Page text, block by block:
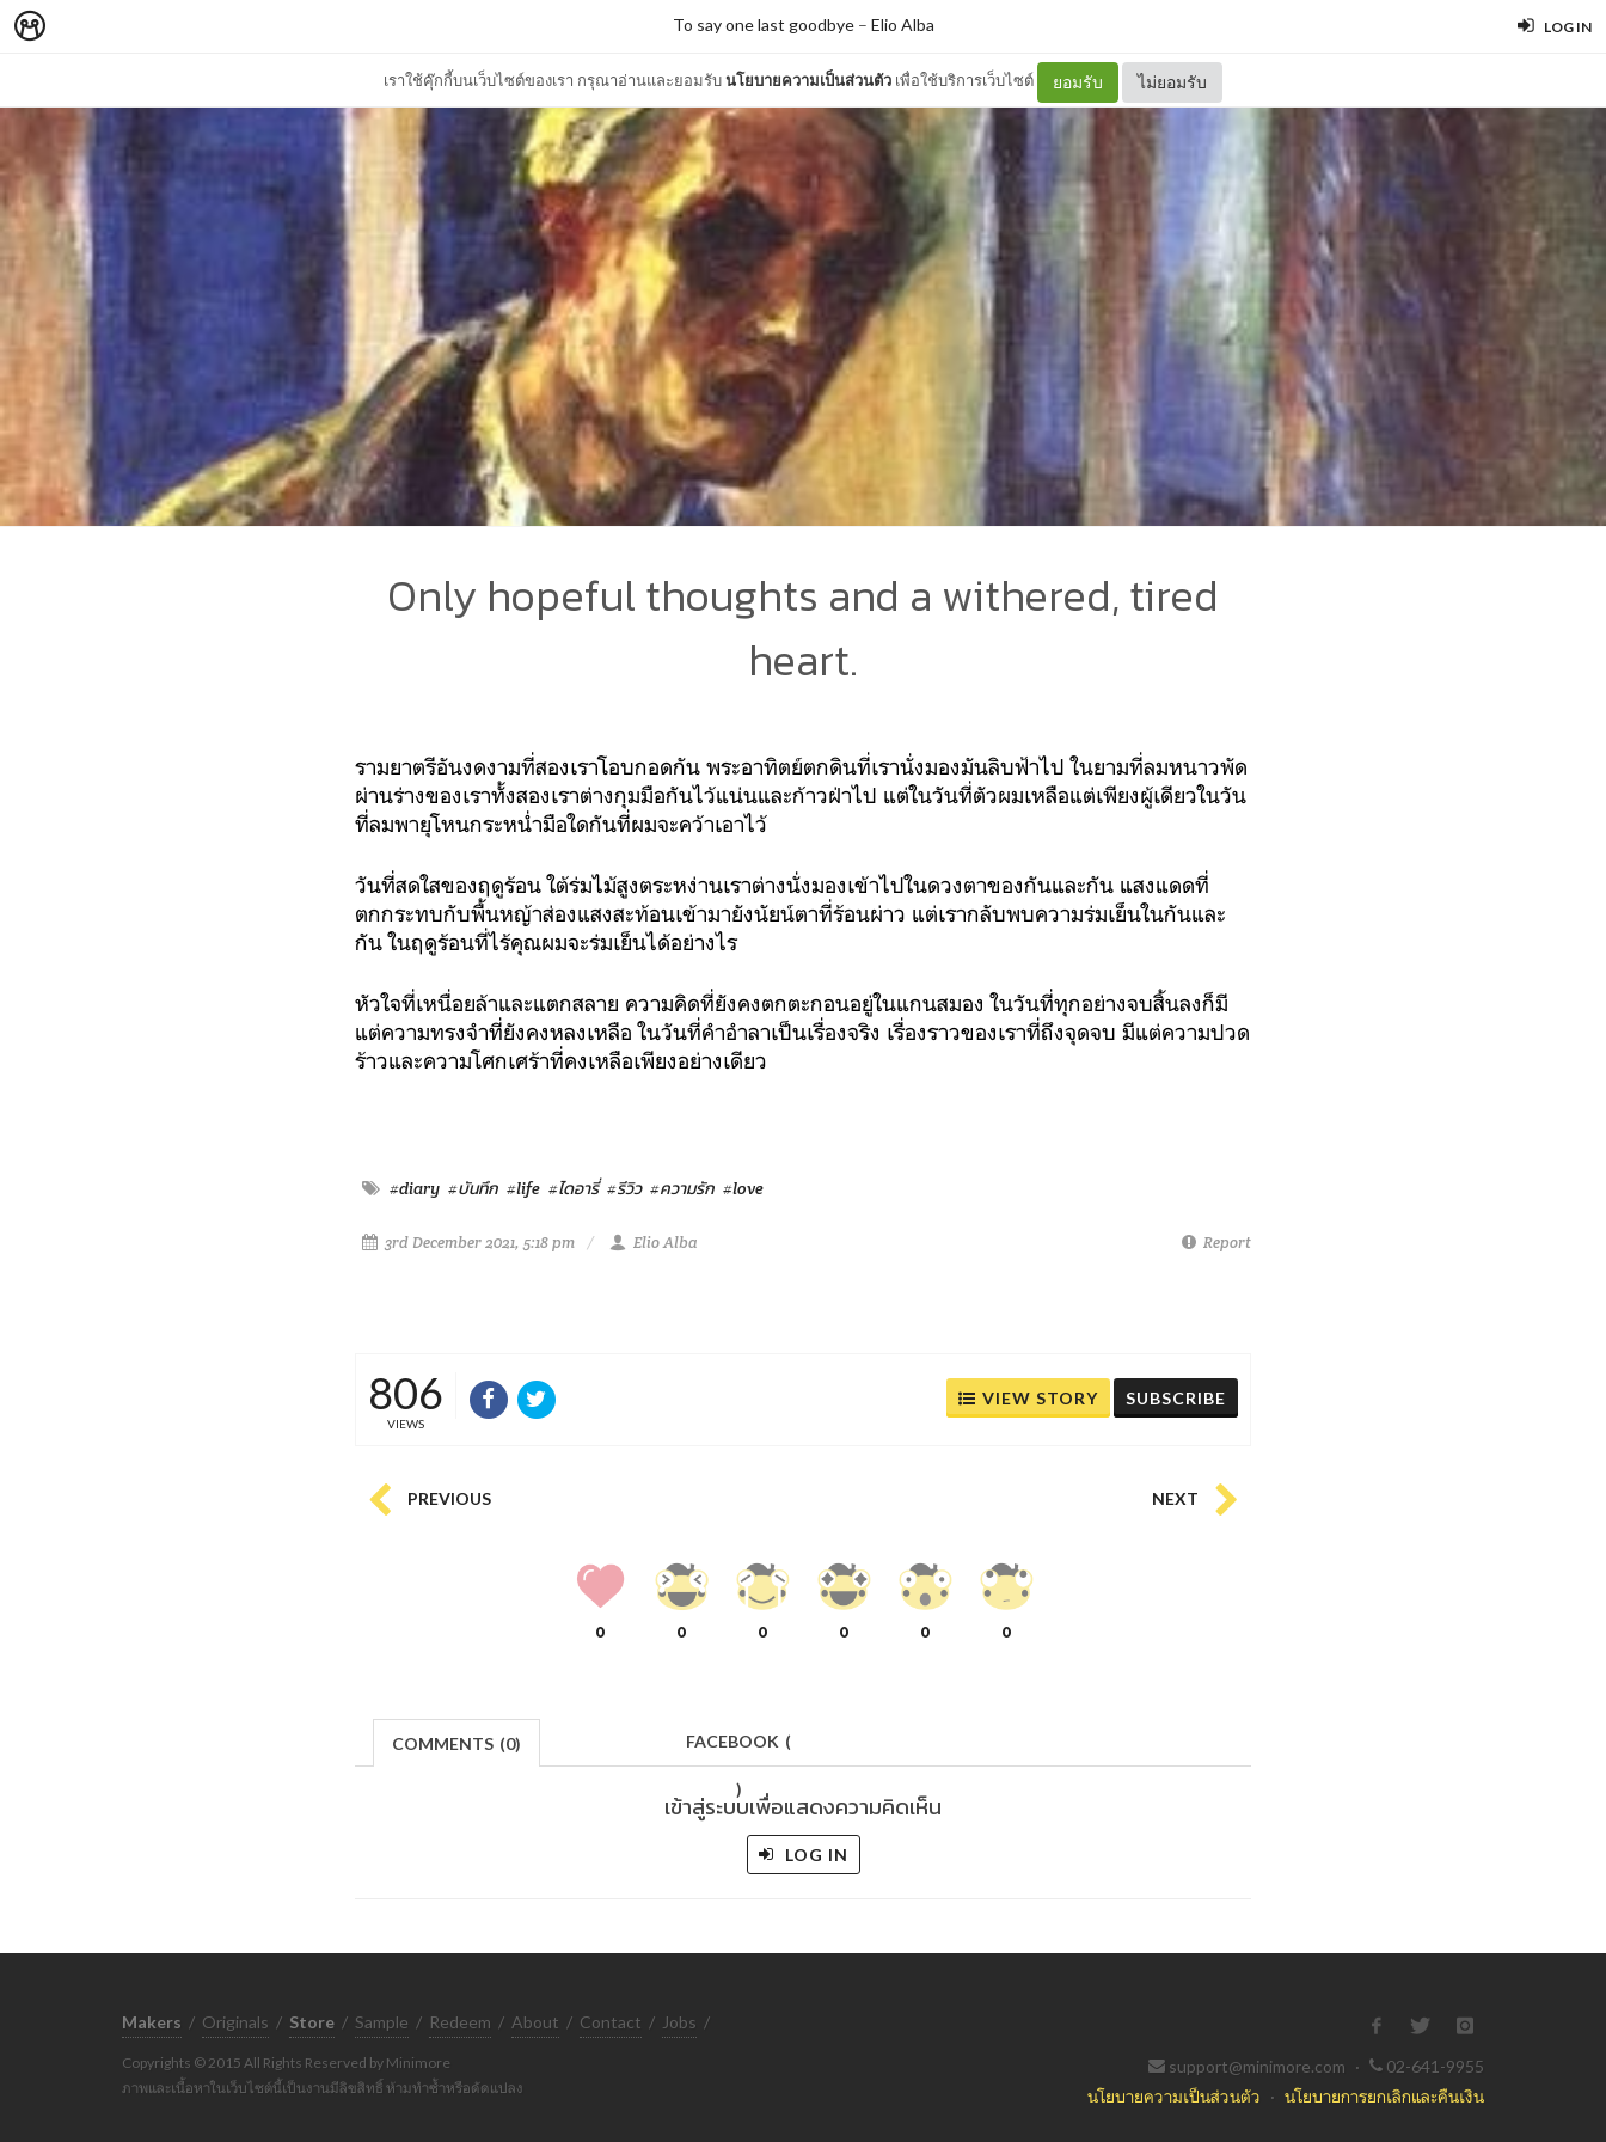
LOG IN
เราใช้คุ๊กกี้บนเว็บไซต์ของเรา กรุณาอ่านและยอมรับนโยบายความเป็นส่วนตัว เพื่อใช้บริการเว็บไซต์ ยอมรับ ไม่ยอมรับ
To say one last goodbye– Elio Alba
Only hopeful thoughts and a withered, tired
heart.
รามยาตรีอันงดงามที่สองเราโอบกอดกัน พระอาทิตย์ตกดินที่เรานั่งมองมันลิบฟ้าไป ในยามที่ลมหนาวพัด
ผ่านร่างของเราทั้งสองเราต่างกุมมือกันไว้แน่นและก้าวฝ่าไป แต่ในวันที่ตัวผมเหลือแต่เพียงผู้เดียวในวัน
ที่ลมพายุโหนกระหน่ำมือใดกันที่ผมจะคว้าเอาไว้
วันที่สดใสของฤดูร้อน ใต้ร่มไม้สูงตระหง่านเราต่างนั่งมองเข้าไปในดวงตาของกันและกัน แสงแดดที่
ตกกระทบกับพื้นหญ้าส่องแสงสะท้อนเข้ามายังนัยน์ตาที่ร้อนผ่าว แต่เรากลับพบความร่มเย็นในกันและ
กัน ในฤดูร้อนที่ไร้คุณผมจะร่มเย็นได้อย่างไร
หัวใจที่เหนื่อยล้าและแตกสลาย ความคิดที่ยังคงตกตะกอนอยู่ในแกนสมอง ในวันที่ทุกอย่างจบสิ้นลงก็มี
แต่ความทรงจำที่ยังคงหลงเหลือ ในวันที่คำอำลาเป็นเรื่องจริง เรื่องราวของเราที่ถึงจุดจบ มีแต่ความปวด
ร้าวและความโศกเศร้าที่คงเหลือเพียงอย่างเดียว
#diary #บันทึก #life #ไดอารี่ #รีวิว #ความรัก #love
3rd December 2021, 5:18 pm Elio Alba Report
806
VIEWS
VIEW STORY SUBSCRIBE
PREVIOUS NEXT
0 0 0 0 0 0
COMMENTS (0) FACEBOOK (
)
เข้าสู่ระบบเพื่อแสดงความคิดเห็น
LOG IN
Makers / Originals / Store / Sample / Redeem / About / Contact / Jobs /
Copyrights © 2015 All Rights Reserved by Minimore
ภาพและเนื้อหาในเว็บไซต์นี้เป็นงานมีลิขสิทธิ์ ห้ามทำซ้ำหรือดัดแปลง
support@minimore.com ·
02-641-9955
นโยบายความเป็นส่วนตัว · นโยบายการยกเลิกและคืนเงิน